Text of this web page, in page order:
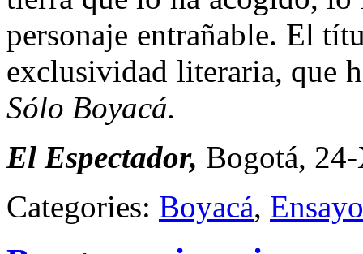
personaje entrañable. El
exclusividad literaria, que
Sólo Boyacá.
El Espectador, Bogotá,
Categories: Boyacá, Ensayo